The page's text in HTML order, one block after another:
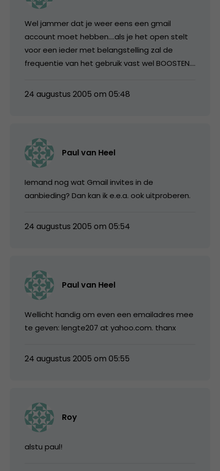
Wel jammer dat je weer eens een gmail
account moet hebben….als je het open stelt
voor een ieder met belangstelling zal de
frequentie van het gebruik vast wel BOOSTEN….
24 augustus 2005 om 05:48
Paul van Heel
Iemand nog wat Gmail invites in de
aanbieding? Dan kan ik e.e.a. ook uitproberen.
24 augustus 2005 om 05:54
Paul van Heel
Wellicht handig om even een emailadres mee
te geven: lengte207 at yahoo.com. thanx
24 augustus 2005 om 05:55
Roy
alstu paul!